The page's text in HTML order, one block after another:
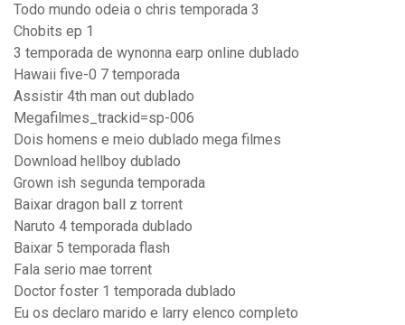
Todo mundo odeia o chris temporada 3
Chobits ep 1
3 temporada de wynonna earp online dublado
Hawaii five-0 7 temporada
Assistir 4th man out dublado
Megafilmes_trackid=sp-006
Dois homens e meio dublado mega filmes
Download hellboy dublado
Grown ish segunda temporada
Baixar dragon ball z torrent
Naruto 4 temporada dublado
Baixar 5 temporada flash
Fala serio mae torrent
Doctor foster 1 temporada dublado
Eu os declaro marido e larry elenco completo